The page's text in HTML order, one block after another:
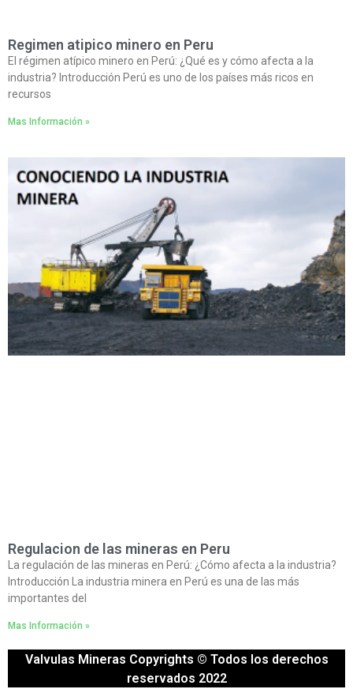
Regimen atipico minero en Peru
El régimen atípico minero en Perú: ¿Qué es y cómo afecta a la
industria? Introducción Perú es uno de los países más ricos en
recursos
Mas Información »
Regulacion de las mineras en Peru
La regulación de las mineras en Perú: ¿Cómo afecta a la industria?
Introducción La industria minera en Perú es una de las más
importantes del
Mas Información »
Valvulas Mineras Copyrights © Todos los derechos
reservados 2022